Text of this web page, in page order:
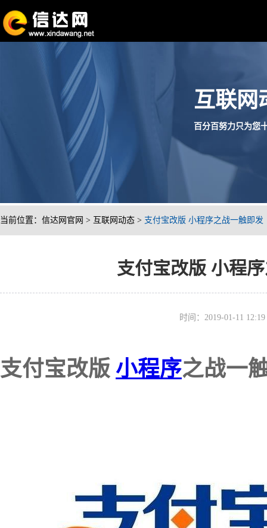
互联网
百分百努力只为您
当前位置： 信达网官网 > 互联网动态 > 支付宝改版 小程序之战一触即发
支付宝改版 小程
时间：2019-01-11
支付宝改版 小程序之战一